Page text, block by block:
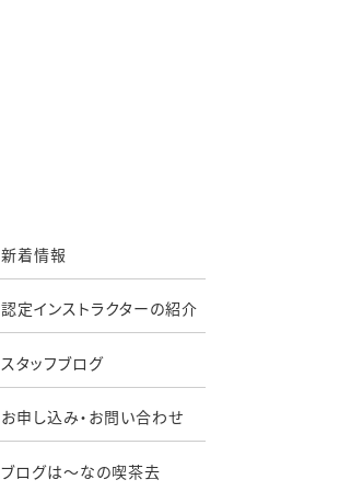
新着情報
認定インストラクターの紹介
スタッフブログ
お申し込み・お問い合わせ
ブログは〜なの喫茶去